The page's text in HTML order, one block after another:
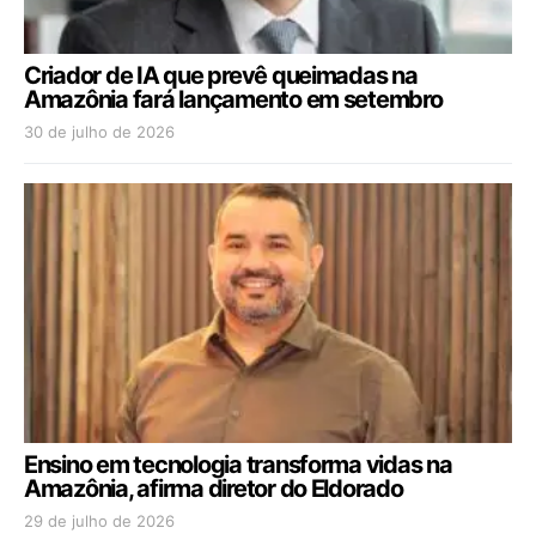
Criador de IA que prevê queimadas na
Amazônia fará lançamento em setembro
30 de julho de 2026
Ensino em tecnologia transforma vidas na
Amazônia, afirma diretor do Eldorado
29 de julho de 2026